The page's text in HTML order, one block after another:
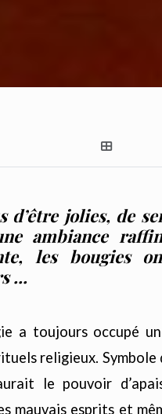
d’être jolies, de
ambiance
les bougies
...
a toujours occupé
religieux.
le pouvoir
mauvais esprits et